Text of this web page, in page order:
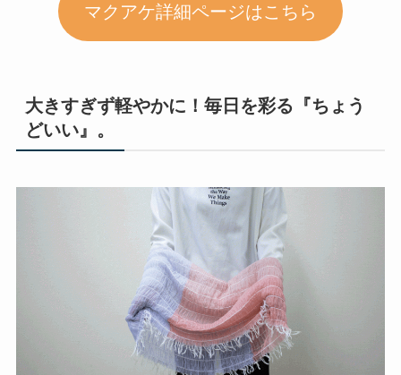
マクアケ詳細ページはこちら
大きすぎず軽やかに！毎日を彩る『ちょう
どいい』。